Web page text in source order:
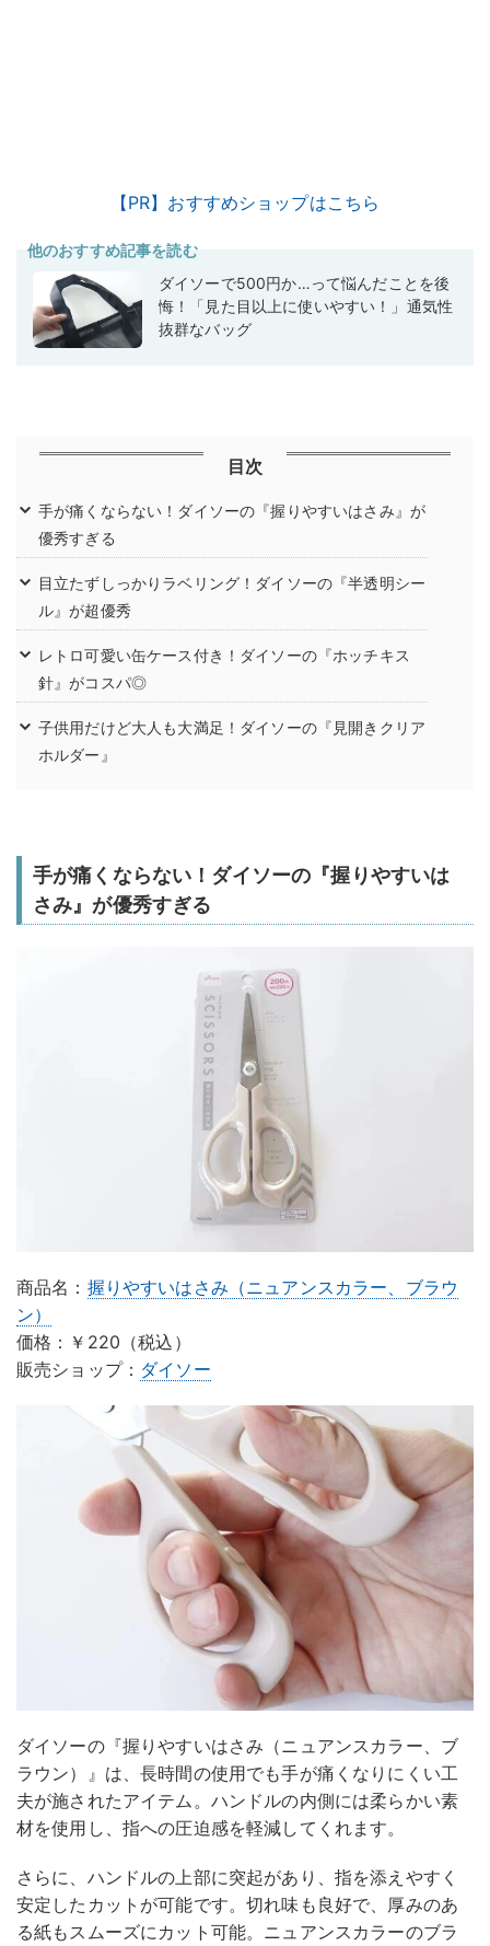
【PR】おすすめショップはこちら
他のおすすめ記事を読む
ダイソーで500円か…って悩んだことを後
悔！「見た目以上に使いやすい！」通気性
抜群なバッグ
目次
手が痛くならない！ダイソーの『握りやすいはさみ』が
優秀すぎる
目立たずしっかりラベリング！ダイソーの『半透明シー
ル』が超優秀
レトロ可愛い缶ケース付き！ダイソーの『ホッチキス
針』がコスパ◎
子供用だけど大人も大満足！ダイソーの『見開きクリア
ホルダー』
手が痛くならない！ダイソーの『握りやすいは
さみ』が優秀すぎる
商品名： 握りやすいはさみ（ニュアンスカラー、ブラウ
ン）
価格：￥220（税込）
販売ショップ： ダイソー
ダイソーの『握りやすいはさみ（ニュアンスカラー、ブ
ラウン）』は、長時間の使用でも手が痛くなりにくい工
夫が施されたアイテム。ハンドルの内側には柔らかい素
材を使用し、指への圧迫感を軽減してくれます。
さらに、ハンドルの上部に突起があり、指を添えやすく
安定したカットが可能です。切れ味も良好で、厚みのあ
る紙もスムーズにカット可能。ニュアンスカラーのブラ